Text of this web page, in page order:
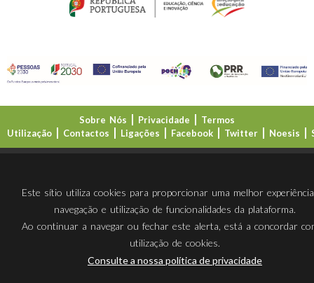
Sobre Nós Privacidade
Termos
Utilização
Contactos Ligações Facebook Twitter Noesis
Este sítio utiliza cookies para proporcionar uma melhor
navegação e utilização de funcionalidades da plataforma.
Ao continuar a navegar ou fechar este alerta, está a concordar
utilização de cookies.
Consulte a nossa política de privacidade